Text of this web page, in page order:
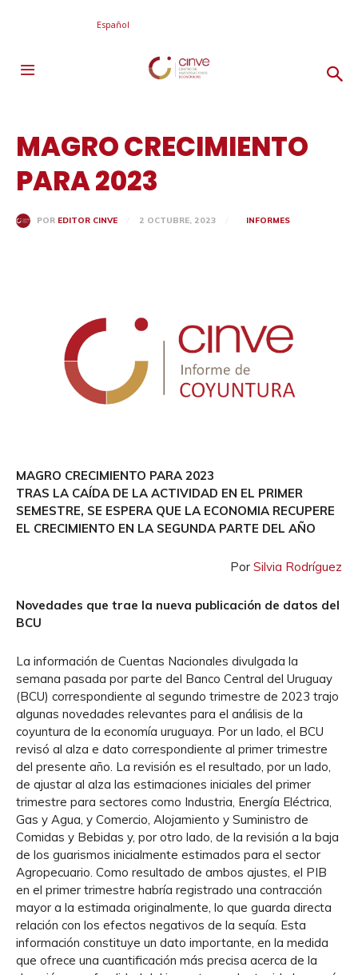
Español
MAGRO CRECIMIENTO
PARA 2023
POR EDITOR CINVE 2 OCTUBRE, 2023 INFORMES
MAGRO CRECIMIENTO PARA 2023
TRAS LA CAÍDA DE LA ACTIVIDAD EN EL PRIMER
SEMESTRE, SE ESPERA QUE LA ECONOMIA RECUPERE
EL CRECIMIENTO EN LA SEGUNDA PARTE DEL AÑO
Por Silvia Rodríguez
Novedades que trae la nueva publicación de datos del
BCU
La información de Cuentas Nacionales divulgada la
semana pasada por parte del Banco Central del Uruguay
(BCU) correspondiente al segundo trimestre de 2023 trajo
algunas novedades relevantes para el análisis de la
coyuntura de la economía uruguaya. Por un lado, el BCU
revisó al alza e dato correspondiente al primer trimestre
del presente año. La revisión es el resultado, por un lado,
de ajustar al alza las estimaciones iniciales del primer
trimestre para sectores como Industria, Energía Eléctrica,
Gas y Agua, y Comercio, Alojamiento y Suministro de
Comidas y Bebidas y, por otro lado, de la revisión a la baja
de los guarismos inicialmente estimados para el sector
Agropecuario. Como resultado de ambos ajustes, el PIB
en el primer trimestre habría registrado una contracción
mayor a la estimada originalmente, lo que guarda directa
relación con los efectos negativos de la sequía. Esta
información constituye un dato importante, en la medida
que ofrece una cuantificación más precisa acerca de la